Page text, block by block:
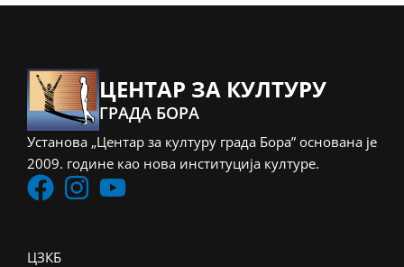
ЦЕНТАР ЗА КУЛТУРУ
ГРАДА БОРА
Установа „Центар за културу града Бора” основана је
2009. године као нова институција културе.
ЦЗКБ